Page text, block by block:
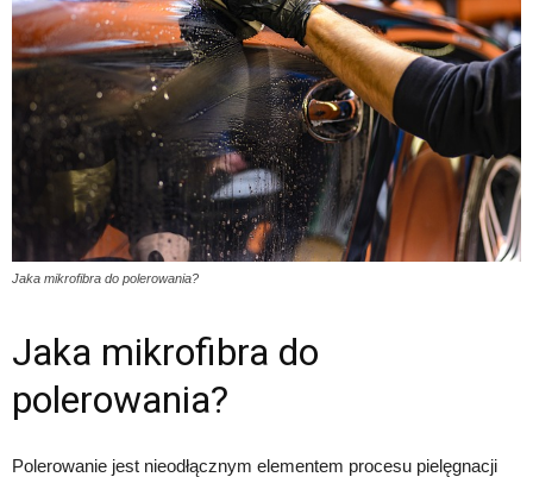
Jaka mikrofibra do polerowania?
Jaka mikrofibra do
polerowania?
Polerowanie jest nieodłącznym elementem procesu pielęgnacji